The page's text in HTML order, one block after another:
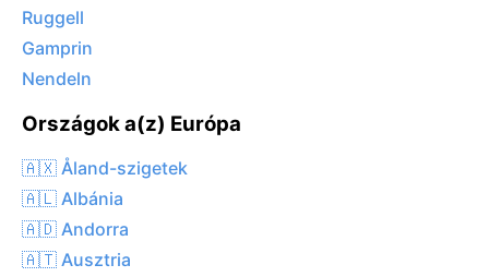
Ruggell
Gamprin
Nendeln
Országok a(z) Európa
🇦🇽 Åland-szigetek
🇦🇱 Albánia
🇦🇩 Andorra
🇦🇹 Ausztria